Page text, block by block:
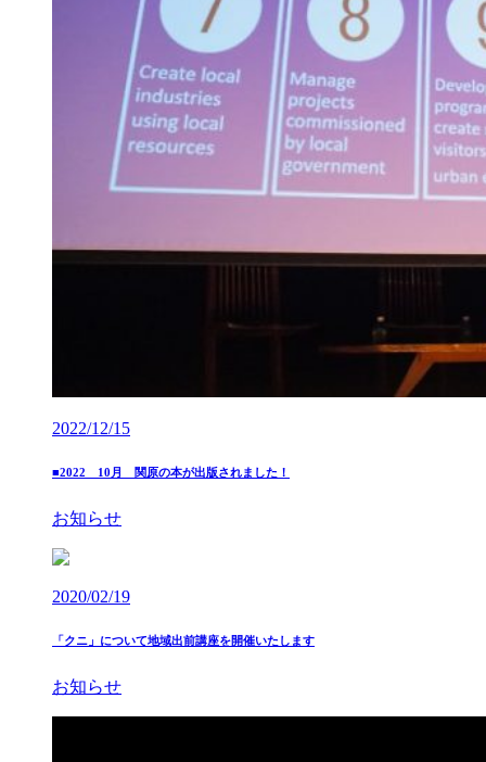
2022/12/15
■2022 10月 関原の本が出版されました！
お知らせ
2020/02/19
「クニ」について地域出前講座を開催いたします
お知らせ